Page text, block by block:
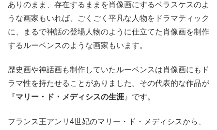
ありのまま、存在するままを肖像画にするベラスケスのよ
うな画家もいれば、ごくごく平凡な人物をドラマティック
に、まるで神話の登場人物のように仕立てた肖像画を制作
するルーベンスのような画家もいます。
歴史画や神話画も制作していたルーベンスは肖像画にもド
ラマ性を持たせることがありました。その代表的な作品が
『マリー・ド・メディシスの生涯 』です。
フランス王アンリ4世妃のマリー・ド・メディシスから、